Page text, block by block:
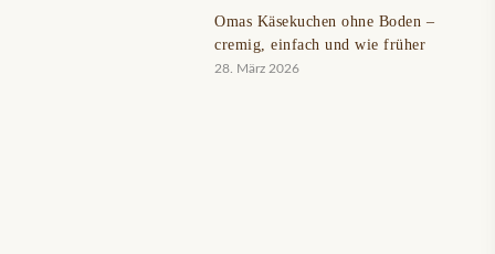
Omas Käsekuchen ohne Boden –
cremig, einfach und wie früher
28. März 2026